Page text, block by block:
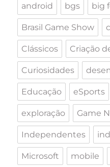
android bgs big
Brasil Game Show
Clássicos Criação
Curiosidades
Educação eSports
exploração Game
Independentes
Microsoft mobile